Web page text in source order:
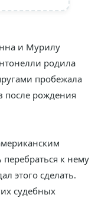
и Мурилу
родила
пробежала
после рождения
к нему
этого сделать.
судебных